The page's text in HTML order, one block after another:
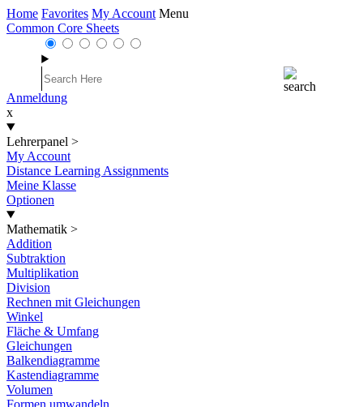
Home Favorites My Account Menu
Common Core Sheets
Anmeldung
x
Lehrerpanel >
My Account
Distance Learning Assignments
Meine Klasse
Optionen
Mathematik >
Addition
Subtraktion
Multiplikation
Division
Rechnen mit Gleichungen
Winkel
Fläche & Umfang
Gleichungen
Balkendiagramme
Kastendiagramme
Volumen
Formen umwandeln